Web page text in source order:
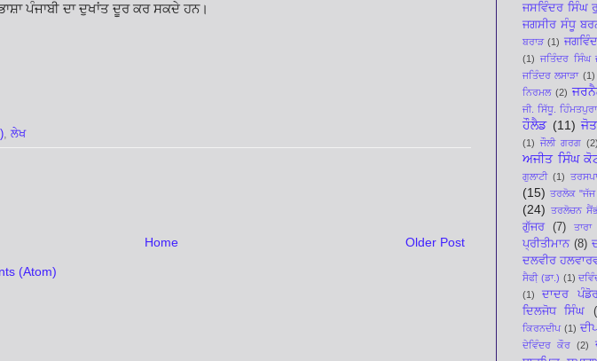
ਪੰਜਾਬੀ ਦਾ ਦੁਖਾਂਤ ਦੂਰ ਕਰ ਸਕਦੇ ਹਨ।
ਲੇਖ
Older Post
Home
(Atom)
ਜਸਵਿੰਦਰ ਸਿੰਘ
ਜਗਸੀਰ ਸੰਧੂ
ਬਰਾੜ (1)
(1) ਜਤਿੰਦਰ ਸਿੰਘ
ਜਤਿੰਦਰ ਲਸਾੜਾ (1)
ਨਿਰਮਲ (2)
ਜੀ. ਸਿੱਧੂ. ਹਿੰਮਤਪੁਰਾ
ਹੌਲੈਡ (11)
(1) ਜੌਲੀ ਗਰਗ
ਅਜੀਤ ਸਿੰਘ
ਗੁਲਾਟੀ (1)
(15) ਤਰਲੋਕ "ਜੱਜ
(24) ਤਰਲੋਚਨ
ਗੁੱਜਰ (7)
ਪ੍ਰੀਤੀਮਾਨ (8)
ਦਲਵੀਰ
ਸੈਫੀ਼ (ਡਾ.) (1)
(1)
ਦਾਦਰ
ਦਿਲਜੋਧ ਸਿੰਘ
ਕਿਰਨਦੀਪ (1)
ਦੇਵਿੰਦਰ ਕੌਰ (2)